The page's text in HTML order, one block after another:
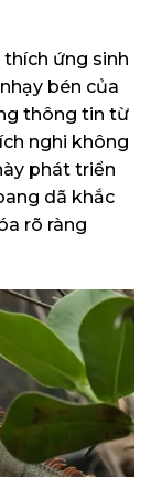
thích ứng sinh
bén của
thông tin từ
nghi không
phát triển
dã khắc
rõ ràng